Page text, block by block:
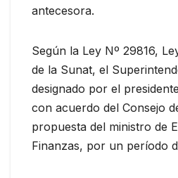
antecesora.
Según la Ley Nº 29816,
de la Sunat, el
designado por el
con acuerdo del Consejo
propuesta del ministro de
Finanzas, por un período